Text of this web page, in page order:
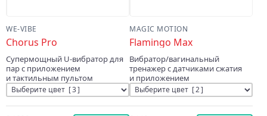
WE-VIBE
Chorus Pro
Супермощный U-вибратор для
пар с приложением
и тактильным пультом
MAGIC MOTION
Flamingo Max
Вибратор/вагинальный
тренажер с датчиками сжатия
и приложением